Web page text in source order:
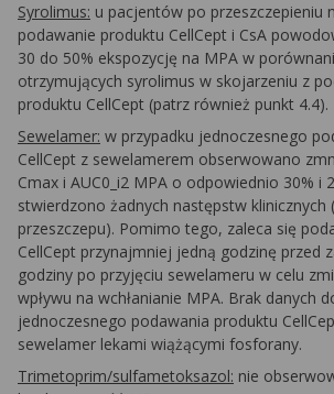
Syrolimus: u pacjentów po przeszczepieniu
podawanie produktu CellCept i CsA
30 do 50% ekspozycję na MPA w
otrzymujących syrolimus w skojarzeniu z
produktu CellCept (patrz również punkt 4.4).
Sewelamer: w przypadku jednoczesnego
CellCept z sewelamerem obserwowano
Cmax i AUC0_i2 MPA o odpowiednio 30% i
stwierdzono żadnych następstw klinicznych
przeszczepu). Pomimo tego, zaleca się
CellCept przynajmniej jedną godzinę przed
godziny po przyjęciu sewelameru w celu
wpływu na wchłanianie MPA. Brak danych
jednoczesnego podawania produktu
sewelamer lekami wiążącymi fosforany.
Trimetoprim/sulfametoksazol: nie